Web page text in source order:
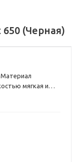
(Черная)
Материал
мягкая и